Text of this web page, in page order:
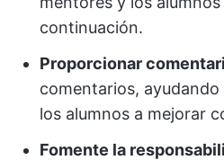
continuación.
Proporcionar
comentarios,
los alumnos a mejorar
Fomente la